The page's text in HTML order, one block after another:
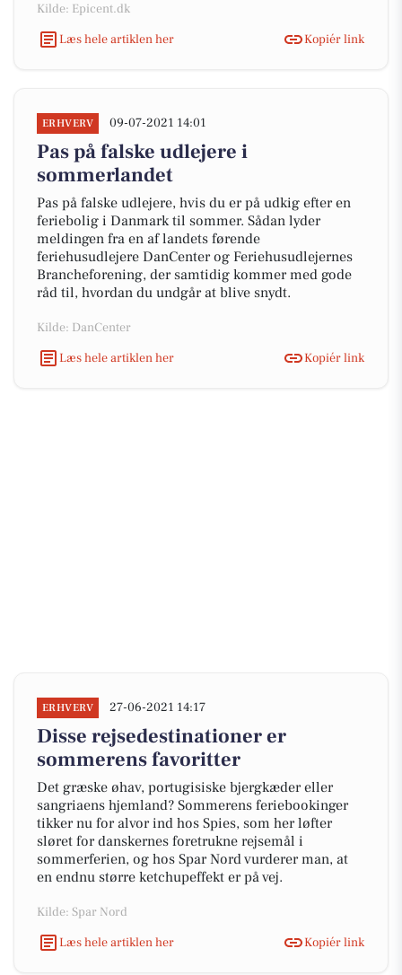
Kilde: Epicent.dk
Læs hele artiklen her
Kopiér link
ERHVERV 09-07-2021 14:01
Pas på falske udlejere i
sommerlandet
Pas på falske udlejere, hvis du er på udkig efter en
feriebolig i Danmark til sommer. Sådan lyder
meldingen fra en af landets førende
feriehusudlejere DanCenter og Feriehusudlejernes
Brancheforening, der samtidig kommer med gode
råd til, hvordan du undgår at blive snydt.
Kilde: DanCenter
Læs hele artiklen her
Kopiér link
ERHVERV 27-06-2021 14:17
Disse rejsedestinationer er
sommerens favoritter
Det græske øhav, portugisiske bjergkæder eller
sangriaens hjemland? Sommerens feriebookinger
tikker nu for alvor ind hos Spies, som her løfter
sløret for danskernes foretrukne rejsemål i
sommerferien, og hos Spar Nord vurderer man, at
en endnu større ketchupeffekt er på vej.
Kilde: Spar Nord
Læs hele artiklen her
Kopiér link